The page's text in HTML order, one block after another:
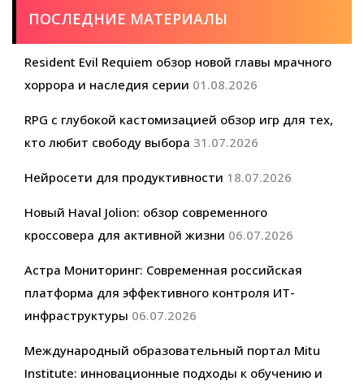
ПОСЛЕДНИЕ МАТЕРИАЛЫ
Resident Evil Requiem обзор новой главы мрачного
хоррора и наследия серии 01.08.2026
RPG с глубокой кастомизацией обзор игр для тех,
кто любит свободу выбора 31.07.2026
Нейросети для продуктивности 18.07.2026
Новый Haval Jolion: обзор современного
кроссовера для активной жизни 06.07.2026
Астра Мониторинг: Современная российская
платформа для эффективного контроля ИТ-
инфраструктуры 06.07.2026
Международный образовательный портал Mitu
Institute: инновационные подходы к обучению и